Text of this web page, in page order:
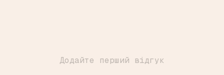
Додайте перший відгук